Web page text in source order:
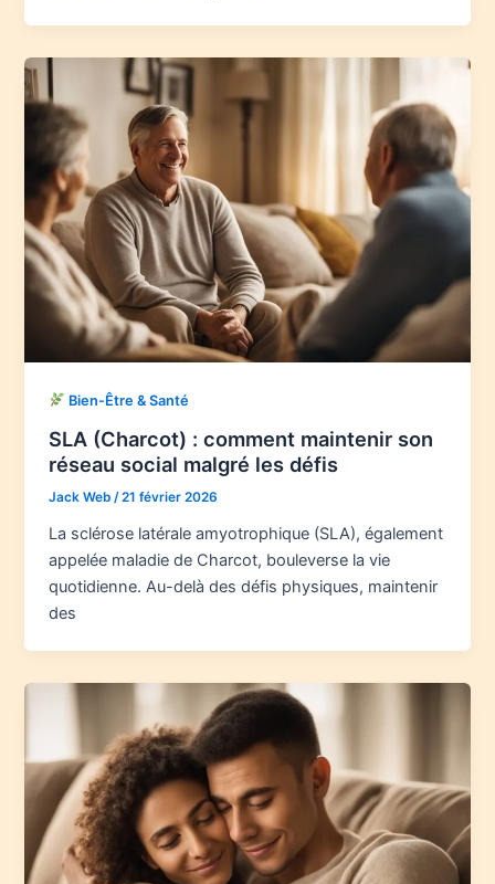
Bien-Être & Santé
SLA (Charcot) : comment maintenir son
réseau social malgré les défis
Jack Web/21 février 2026
La sclérose latérale amyotrophique (SLA), également
appelée maladie de Charcot, bouleverse la vie
quotidienne. Au-delà des défis physiques, maintenir
des